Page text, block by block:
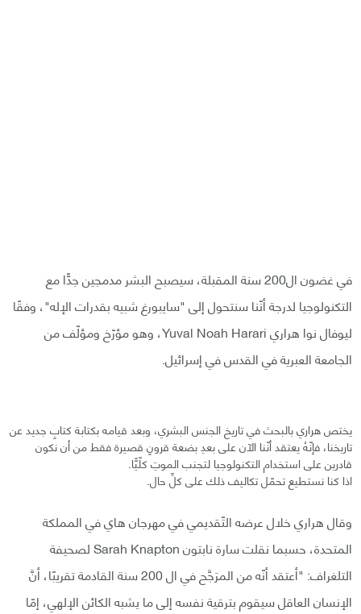
في غضون ال200 سنة المقبلة، سيصبح البشر مدمجين جدًّا مع
التكنولوجيا لدرجة أنّنا سنتحول إلى "سايبورغ شبيه بقدرات الإله"، وفقًا
ليوفال نوا هراري Yuval Noah Harari، وهو مؤرّخ ومؤلّف من
الجامعة العبرية في القدس في إسرائيل.
يختص هراري بالبحث في تاريخ الجنس البشري، وبعد قيامه بكتابة كتابٍ جديد عن
تاريخنا، فإنّهُ يعتقد أنّنا الآن على بعدِ بضعة قرونٍ قصيرة فقط من أن نكون
قادرين على استخدام التكنولوجيا لتجنب الموتِ كلّيًّا.
اذا كنا نستطيع تحمّل تكاليف ذلك على كلِّ حال.
وقال هراري خلال عرضه التّقديمي في مهرجان هاي في المملكة
المتحدة، حسبما نقلت سارة نابتون Sarah Knapton لصحيفة
التلغراف: "أعتقد أنّه من المرَجَّح في ال 200 سنة القادمة تقريبًا، أنَّ
الإنسان العاقل سيقوم بترقية نفسه إلى ما يشبه الكائن الإلهي، إمّا